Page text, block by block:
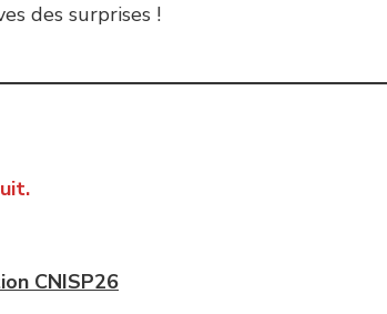
des surprises !
CNISP26